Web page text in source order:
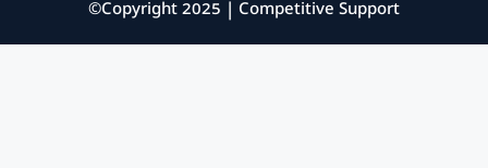
©Copyright 2025 | Competitive Support